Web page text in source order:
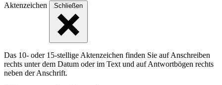
Aktenzeichen Schließen
Das 10- oder 15-stellige Akten­zeichen finden Sie auf Anschreiben
rechts unter dem Datum oder im Text und auf Antwort­bögen rechts
neben der Anschrift.